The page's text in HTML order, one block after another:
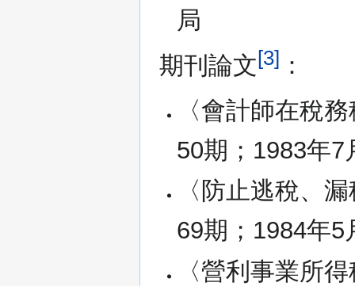
局
期刊論文[3] ：
〈會計師在稅
50期；1983年7
〈防止逃稅、
69期；1984年5
〈營利事業所